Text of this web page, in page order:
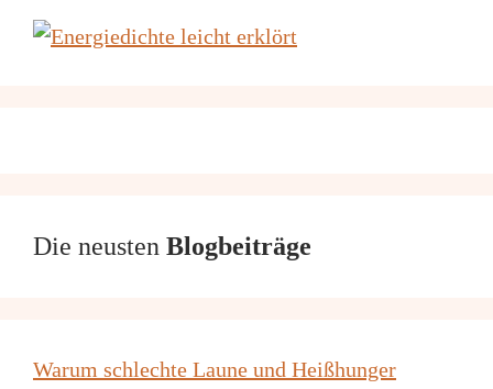
Die neusten Blogbeiträge
Warum schlechte Laune und Heißhunger